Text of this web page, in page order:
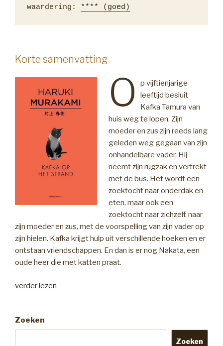
waardering:
**** (goed)
Korte samenvatting
O
p vijftienjarige
leeftijd besluit
Kafka Tamura van
huis weg te lopen. Zijn
moeder en zus zijn reeds lang
geleden weg gegaan van zijn
onhandelbare vader. Hij
neemt zijn rugzak en vertrekt
met de bus. Het wordt een
zoektocht naar onderdak en
eten, maar ook een
zoektocht naar zichzelf, naar
zijn moeder en zus, met de voorspelling van zijn vader op
zijn hielen. Kafka krijgt hulp uit verschillende hoeken en er
ontstaan vriendschappen. En dan is er nog Nakata, een
oude heer die met katten praat.
“Boekrecensie:
het
strand”
verder lezen
Zoeken
Zoeken